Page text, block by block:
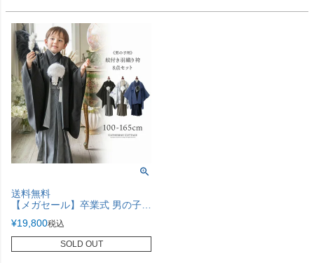
送料無料
【メガセール】卒業式 男の子 袴 着付カンタン紋付き羽織袴セット / TAK 和装 着物 男児 小学校 卒園式キッズ [再入荷なし・在庫限り] キャサリンコテージ
¥19,800税込
SOLD OUT